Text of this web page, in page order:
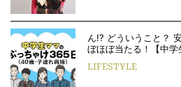
ん!? どういうこと？
ぼほぼ当たる！【中
LIFESTYLE